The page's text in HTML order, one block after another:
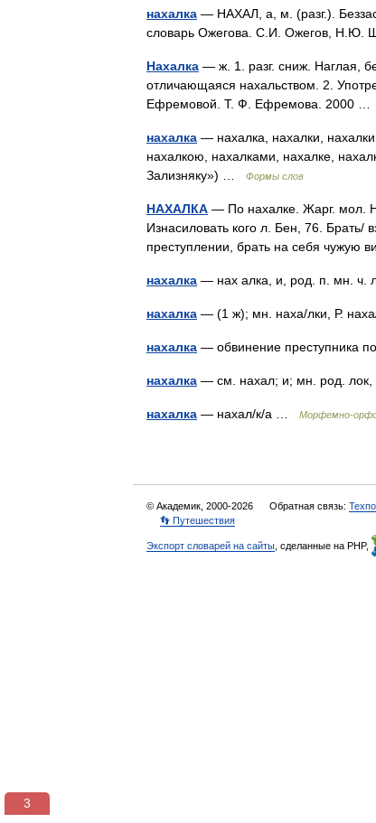
нахалка — НАХАЛ, а, м. (разг.).
словарь Ожегова. С.И. Ожегов, Н.Ю.
Нахалка — ж. 1. разг. сниж. Наглая,
отличающаяся нахальством. 2.
Ефремовой. Т. Ф. Ефремова. 2000 …
нахалка — нахалка, нахалки,
нахалкою, нахалками, нахалке,
Зализняку») …
Формы слов
НАХАЛКА — По нахалке. Жарг. мол.
Изнасиловать кого л. Бен, 76. Брать/
преступлении, брать на себя
нахалка — нах алка, и, род. п. мн. ч.
нахалка — (1 ж); мн. наха/лки, Р.
нахалка — обвинение преступника
нахалка — см. нахал; и; мн. род.
нахалка — нахал/к/а … Морфемно-
© Академик, 2000-2026 Обратная связь:
👣 Путешествия
Экспорт словарей на сайты , сделанные на PHP,
3